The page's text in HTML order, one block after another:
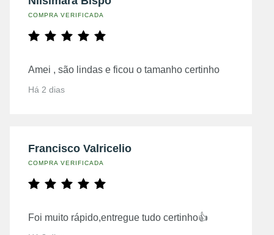
COMPRA VERIFICADA
Amei , são lindas e ficou o tamanho certinho
Há 2 dias
Francisco Valricelio
COMPRA VERIFICADA
Foi muito rápido,entregue tudo certinho👍